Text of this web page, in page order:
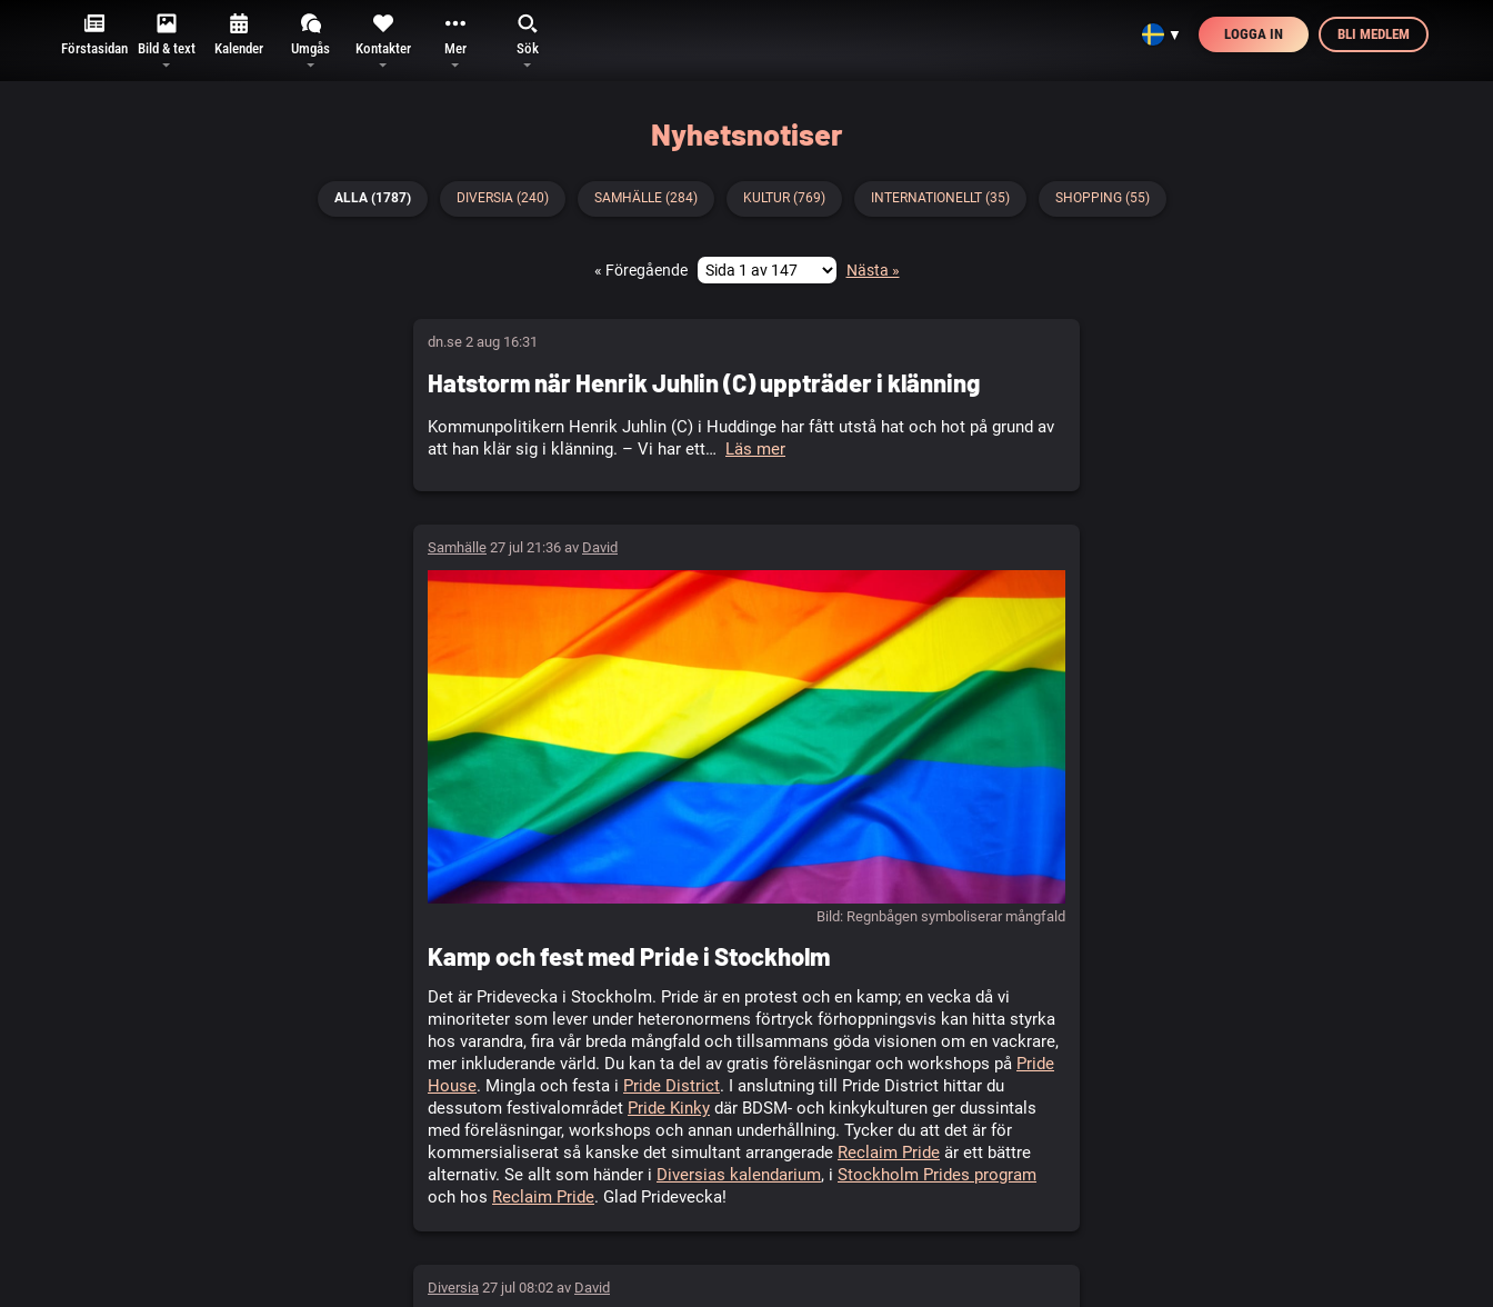
▼ LOGGA IN
BLI MEDLEM
Förstasidan
Bild & text Kalender Umgås Kontakter Mer Sök
Nyhetsnotiser
ALLA (1787) DIVERSIA (240) SAMHÄLLE (284) KULTUR (769) INTERNATIONELLT (35) SHOPPING (55)
« Föregående Nästa »
dn.se 2 aug 16:31
Hatstorm när Henrik Juhlin (C) uppträder i klänning
Kommunpolitikern Henrik Juhlin (C) i Huddinge har fått utstå hat och hot på grund av
att han klär sig i klänning. – Vi har ett… Läs mer
Samhälle 27 jul 21:36 av David
Bild: Regnbågen symboliserar mångfald
Kamp och fest med Pride i Stockholm
Det är Pridevecka i Stockholm. Pride är en protest och en kamp; en vecka då vi
minoriteter som lever under heteronormens förtryck förhoppningsvis kan hitta styrka
hos varandra, fira vår breda mångfald och tillsammans göda visionen om en vackrare,
mer inkluderande värld. Du kan ta del av gratis föreläsningar och workshops på Pride
House. Mingla och festa i Pride District. I anslutning till Pride District hittar du
dessutom festivalområdet Pride Kinky där BDSM- och kinkykulturen ger dussintals
med föreläsningar, workshops och annan underhållning. Tycker du att det är för
kommersialiserat så kanske det simultant arrangerade Reclaim Pride är ett bättre
alternativ. Se allt som händer i Diversias kalendarium, i Stockholm Prides program
och hos Reclaim Pride. Glad Pridevecka!
Diversia 27 jul 08:02 av David